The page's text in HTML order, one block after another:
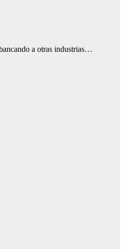
a otras industrias…